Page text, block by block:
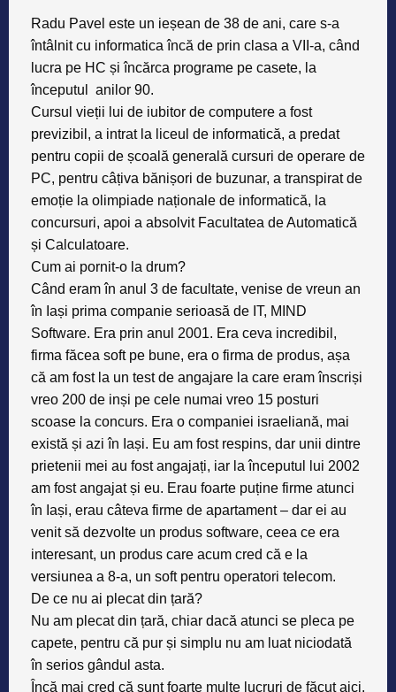
Radu Pavel este un ieșean de 38 de ani, care s-a
întâlnit cu informatica încă de prin clasa a VII-a, când
lucra pe HC și încărca programe pe casete, la
începutul anilor 90.
Cursul vieții lui de iubitor de computere a fost
previzibil, a intrat la liceul de informatică, a predat
pentru copii de școală generală cursuri de operare de
PC, pentru câțiva bănișori de buzunar, a transpirat de
emoție la olimpiade naționale de informatică, la
concursuri, apoi a absolvit Facultatea de Automatică
și Calculatoare.
Cum ai pornit-o la drum?
Când eram în anul 3 de facultate, venise de vreun an
în Iași prima companie serioasă de IT, MIND
Software. Era prin anul 2001. Era ceva incredibil,
firma făcea soft pe bune, era o firma de produs, așa
că am fost la un test de angajare la care eram înscriși
vreo 200 de inși pe cele numai vreo 15 posturi
scoase la concurs. Era o companiei israeliană, mai
există și azi în Iași. Eu am fost respins, dar unii dintre
prietenii mei au fost angajați, iar la începutul lui 2002
am fost angajat și eu. Erau foarte puține firme atunci
în Iași, erau câteva firme de apartament – dar ei au
venit să dezvolte un produs software, ceea ce era
interesant, un produs care acum cred că e la
versiunea a 8-a, un soft pentru operatori telecom.
De ce nu ai plecat din țară?
Nu am plecat din țară, chiar dacă atunci se pleca pe
capete, pentru că pur și simplu nu am luat niciodată
în serios gândul asta.
Încă mai cred că sunt foarte multe lucruri de făcut aici.